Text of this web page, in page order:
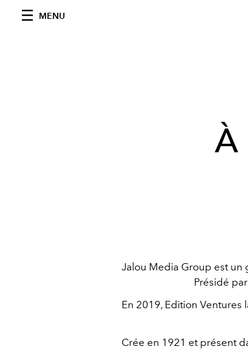
MENU
Jalou Media Group est un
Présidé
En 2019, Edition Ventures
Crée en 1921 et présent